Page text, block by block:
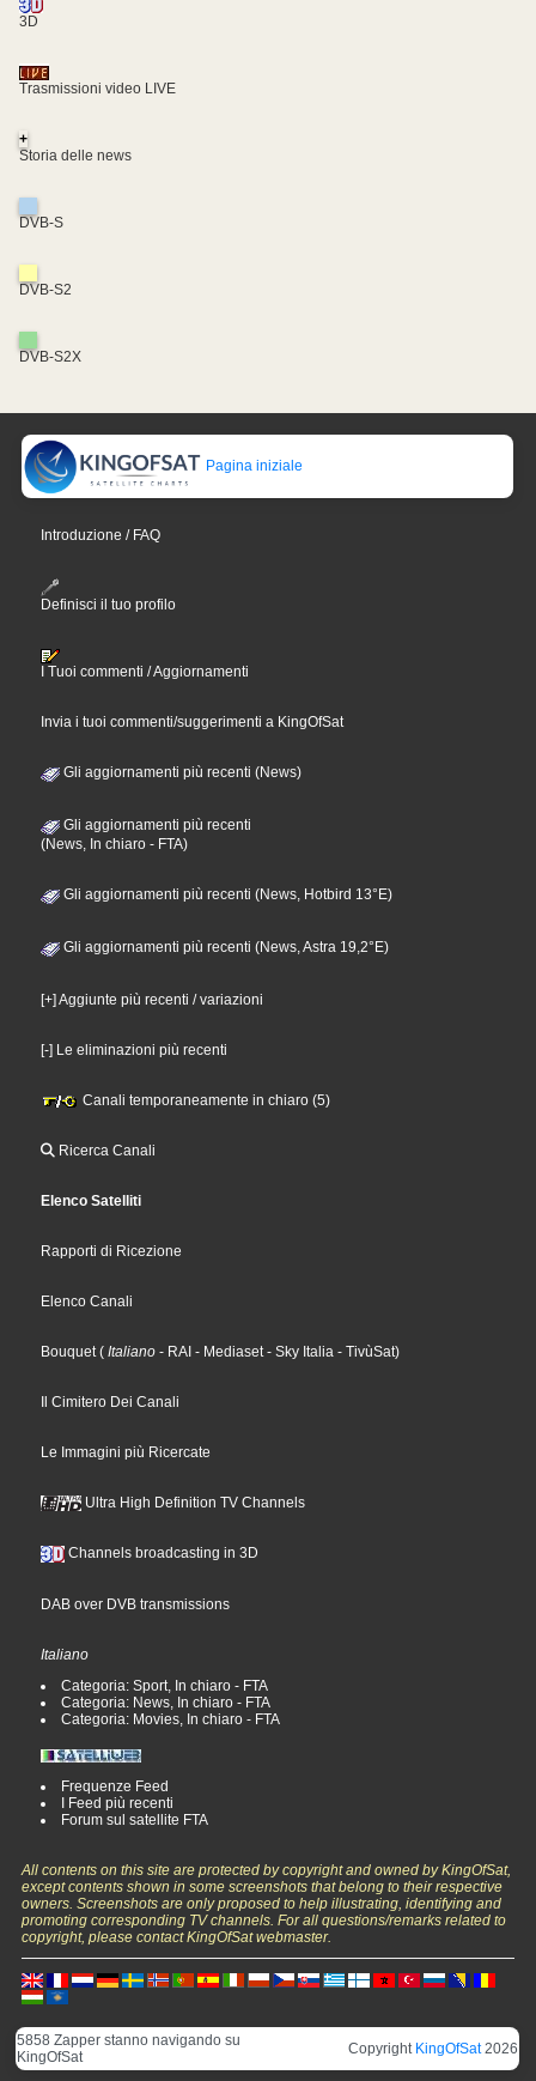
3D
Trasmissioni video LIVE
+
Storia delle news
DVB-S
DVB-S2
DVB-S2X
Pagina iniziale
Introduzione / FAQ
Definisci il tuo profilo
I Tuoi commenti / Aggiornamenti
Invia i tuoi commenti/suggerimenti a KingOfSat
Gli aggiornamenti più recenti (News)
Gli aggiornamenti più recenti
(News, In chiaro - FTA)
Gli aggiornamenti più recenti (News, Hotbird 13°E)
Gli aggiornamenti più recenti (News, Astra 19,2°E)
[+] Aggiunte più recenti / variazioni
[-] Le eliminazioni più recenti
Canali temporaneamente in chiaro (5)
Ricerca Canali
Elenco Satelliti
Rapporti di Ricezione
Elenco Canali
Bouquet ( Italiano - RAI - Mediaset - Sky Italia - TivùSat)
Il Cimitero Dei Canali
Le Immagini più Ricercate
Ultra High Definition TV Channels
Channels broadcasting in 3D
DAB over DVB transmissions
Italiano
Categoria: Sport, In chiaro - FTA
Categoria: News, In chiaro - FTA
Categoria: Movies, In chiaro - FTA
Frequenze Feed
I Feed più recenti
Forum sul satellite FTA
All contents on this site are protected by copyright and owned by KingOfSat,
except contents shown in some screenshots that belong to their respective
owners. Screenshots are only proposed to help illustrating, identifying and
promoting corresponding TV channels. For all questions/remarks related to
copyright, please contact KingOfSat webmaster.
5858 Zapper stanno navigando su
KingOfSat
Copyright KingOfSat2026